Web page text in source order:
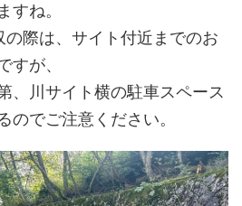
すね。
際は、サイト付近までのお
すが、
、川サイト横の駐車スペース
のでご注意ください。